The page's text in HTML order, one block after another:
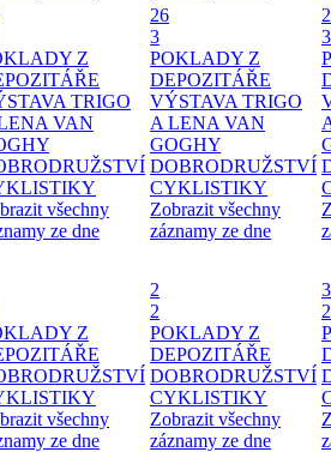
Z
TRIGO
VAN
všechny
ze dne
26
3
POKLADY Z
DEPOZITÁŘE
VÝSTAVA TRIGO
A LENA VAN
GOGHY
DOBRODRUŽSTVÍ
CYKLISTIKY
Zobrazit všechny
záznamy ze dne
3
Z
všechny
ze dne
2
2
POKLADY Z
DEPOZITÁŘE
DOBRODRUŽSTVÍ
CYKLISTIKY
Zobrazit všechny
záznamy ze dne
3
2